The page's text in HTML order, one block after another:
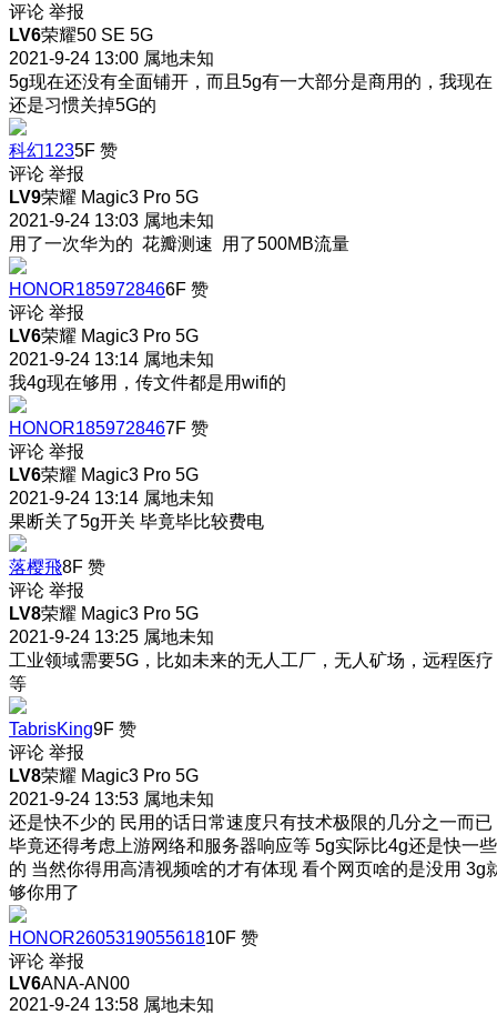
评论 举报
LV6荣耀50 SE 5G
2021-9-24 13:00 属地未知
5g现在还没有全面铺开，而且5g有一大部分是商用的，我现在
还是习惯关掉5G的
科幻1235F 赞
评论 举报
LV9荣耀 Magic3 Pro 5G
2021-9-24 13:03 属地未知
用了一次华为的 花瓣测速 用了500MB流量
HONOR1859728466F 赞
评论 举报
LV6荣耀 Magic3 Pro 5G
2021-9-24 13:14 属地未知
我4g现在够用，传文件都是用wifi的
HONOR1859728467F 赞
评论 举报
LV6荣耀 Magic3 Pro 5G
2021-9-24 13:14 属地未知
果断关了5g开关 毕竟毕比较费电
落樱飛8F 赞
评论 举报
LV8荣耀 Magic3 Pro 5G
2021-9-24 13:25 属地未知
工业领域需要5G，比如未来的无人工厂，无人矿场，远程医疗
等
TabrisKing9F 赞
评论 举报
LV8荣耀 Magic3 Pro 5G
2021-9-24 13:53 属地未知
还是快不少的 民用的话日常速度只有技术极限的几分之一而已
毕竟还得考虑上游网络和服务器响应等 5g实际比4g还是快一些
的 当然你得用高清视频啥的才有体现 看个网页啥的是没用 3g
够你用了
HONOR260531905561810F 赞
评论 举报
LV6ANA-AN00
2021-9-24 13:58 属地未知